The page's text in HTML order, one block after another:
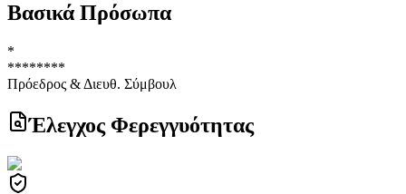
Βασικά Πρόσωπα
*
********
Πρόεδρος & Διευθ. Σύμβουλ
Έλεγχος Φερεγγυότητας